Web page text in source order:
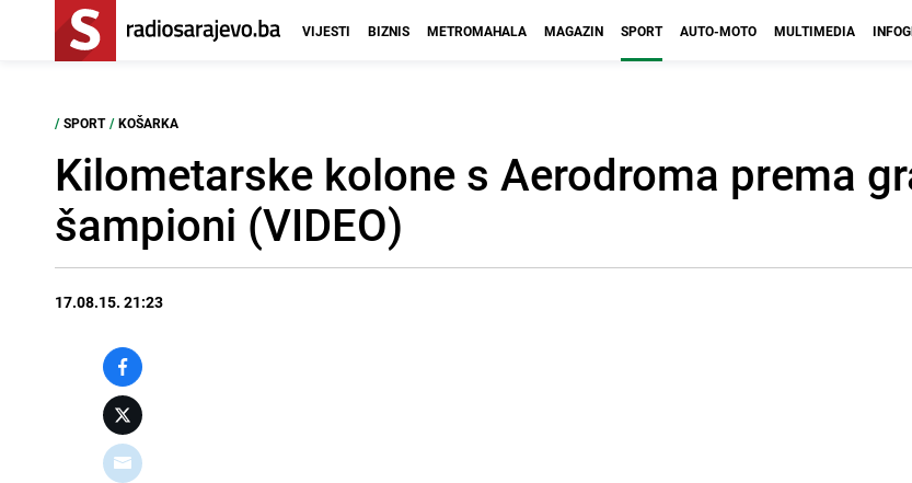
VIJESTI BIZNIS METROMAHALA MAGAZIN SPORT AUTO-MOTO MULTIMEDIA
/ SPORT / KOŠARKA
Kilometarske kolone s Aerodroma prema
šampioni (VIDEO)
17.08.15. 21:23